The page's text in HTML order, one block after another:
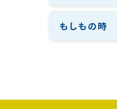
もしもの時